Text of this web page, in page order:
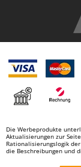
Die Werbeprodukte
Aktualisierungen zur
Rationalisierungslogik
die Beschreibungen und